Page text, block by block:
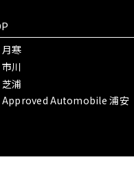
寒
川
浦
Approved Automobile 浦安